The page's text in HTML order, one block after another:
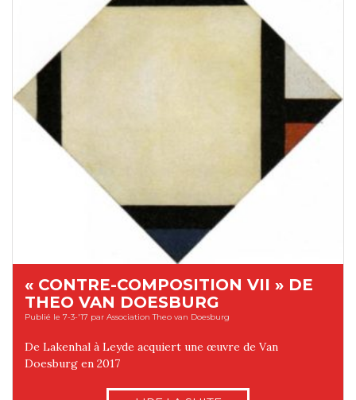
« CONTRE-COMPOSITION VII » DE
THEO VAN DOESBURG
Publié le 7-3-'17 par Association Theo van Doesburg
De Lakenhal à Leyde acquiert une œuvre de Van
Doesburg en 2017